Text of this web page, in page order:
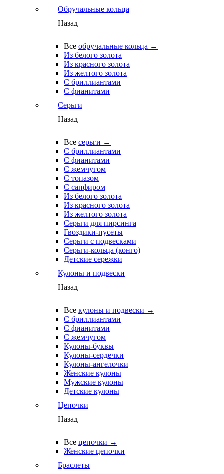
Обручальные кольца
Назад
Все обручальные кольца →
Из белого золота
Из красного золота
Из желтого золота
С бриллиантами
С фианитами
Серьги
Назад
Все серьги →
С бриллиантами
С фианитами
С жемчугом
С топазом
С сапфиром
Из белого золота
Из красного золота
Из желтого золота
Серьги для пирсинга
Гвоздики-пусеты
Серьги с подвесками
Серьги-кольца (конго)
Детские сережки
Кулоны и подвески
Назад
Все кулоны и подвески →
С бриллиантами
С фианитами
С жемчугом
Кулоны-буквы
Кулоны-сердечки
Кулоны-ангелочки
Женские кулоны
Мужские кулоны
Детские кулоны
Цепочки
Назад
Все цепочки →
Женские цепочки
Браслеты